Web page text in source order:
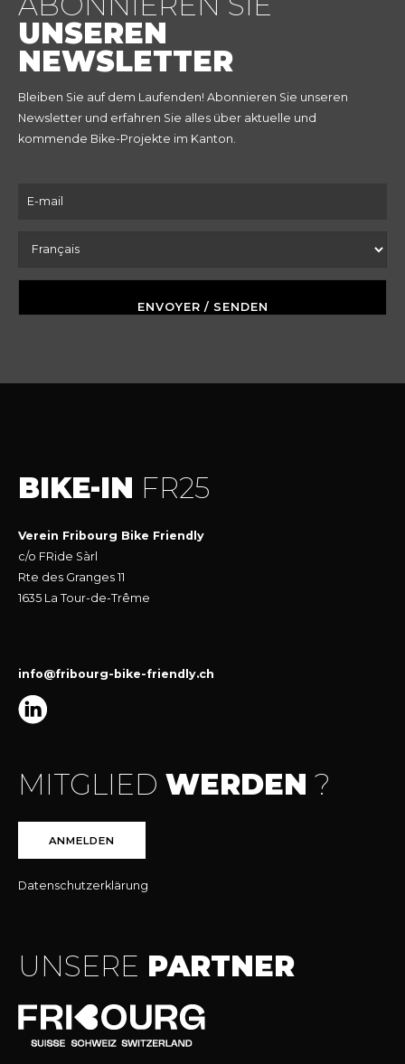
UNSEREN
NEWSLETTER
Bleiben Sie auf dem Laufenden! Abonnieren Sie unseren
Newsletter und erfahren Sie alles über aktuelle und
kommende Bike-Projekte im Kanton.
BIKE-IN FR25
Verein Fribourg Bike Friendly
c/o FRide Sàrl
Rte des Granges 11
1635 La Tour-de-Trême
info@fribourg-bike-friendly.ch
MITGLIED WERDEN ?
ANMELDEN
Datenschutzerklärung
UNSERE PARTNER